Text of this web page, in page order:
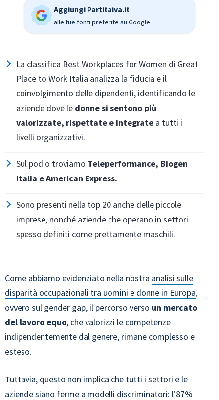
Aggiungi Partitaiva.it
alle tue fonti preferite su Google
La classifica Best Workplaces for Women di Great
Place to Work Italia analizza la fiducia e il
coinvolgimento delle dipendenti, identificando le
aziende dove le donne si sentono più
valorizzate, rispettate e integrate a tutti i
livelli organizzativi.
Sul podio troviamo Teleperformance, Biogen
Italia e American Express.
Sono presenti nella top 20 anche delle piccole
imprese, nonché aziende che operano in settori
spesso definiti come prettamente maschili.
Come abbiamo evidenziato nella nostra analisi sulle
disparità occupazionali tra uomini e donne in Europa,
ovvero sul gender gap, il percorso verso un mercato
del lavoro equo, che valorizzi le competenze
indipendentemente dal genere, rimane complesso e
esteso.
Tuttavia, questo non implica che tutti i settori e le
aziende siano ferme a modelli discriminatori: l’87%